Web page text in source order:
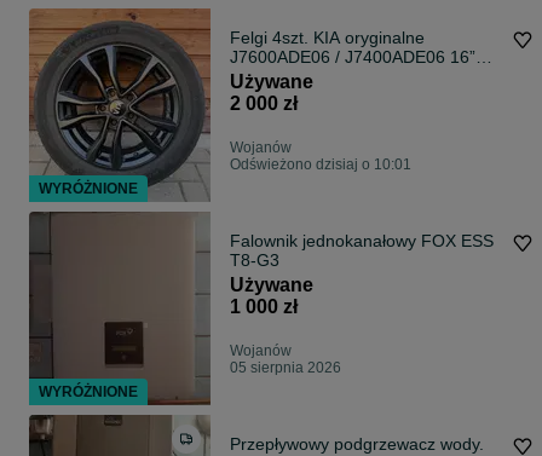
Felgi 4szt. KIA oryginalne
J7600ADE06 / J7400ADE06 16”
6,5J 5x114.3 et50 Czarne
satynowe
Używane
2 000 zł
Wojanów
Odświeżono dzisiaj o 10:01
Falownik jednokanałowy FOX ESS
T8-G3
Używane
1 000 zł
Wojanów
05 sierpnia 2026
Przepływowy podgrzewacz wody.
WYRÓŻNIONE
WYRÓŻNIONE